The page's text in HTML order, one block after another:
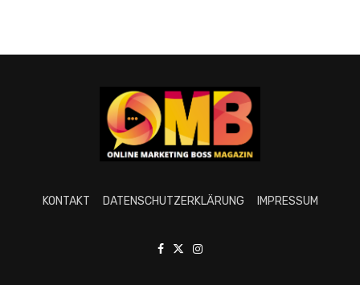
KONTAKT DATENSCHUTZERKLÄRUNG IMPRESSUM